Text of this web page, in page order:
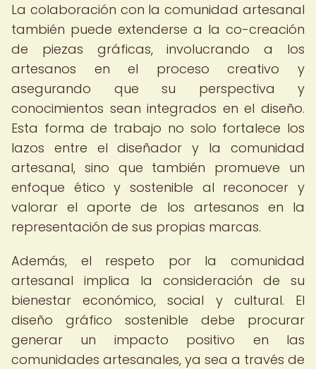
La colaboración con la comunidad artesanal
también puede extenderse a la co-creación
de piezas gráficas, involucrando a los
artesanos en el proceso creativo y
asegurando que su perspectiva y
conocimientos sean integrados en el diseño.
Esta forma de trabajo no solo fortalece los
lazos entre el diseñador y la comunidad
artesanal, sino que también promueve un
enfoque ético y sostenible al reconocer y
valorar el aporte de los artesanos en la
representación de sus propias marcas.
Además, el respeto por la comunidad
artesanal implica la consideración de su
bienestar económico, social y cultural. El
diseño gráfico sostenible debe procurar
generar un impacto positivo en las
comunidades artesanales, ya sea a través de